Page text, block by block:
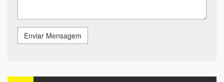
Enviar Mensagem